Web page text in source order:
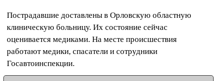
Пострадавшие доставлены в Орловскую областную
клиническую больницу. Их состояние сейчас
оценивается медиками. На месте происшествия
работают медики, спасатели и сотрудники
Госавтоинспекции.